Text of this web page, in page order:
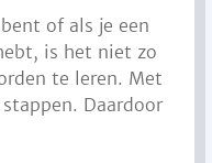
of als je een
is het niet zo
te leren. Met
Daardoor